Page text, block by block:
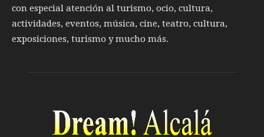
con especial atención al turismo, ocio, cultura,
actividades, eventos, música, cine, teatro, cultura,
exposiciones, turismo y mucho más.